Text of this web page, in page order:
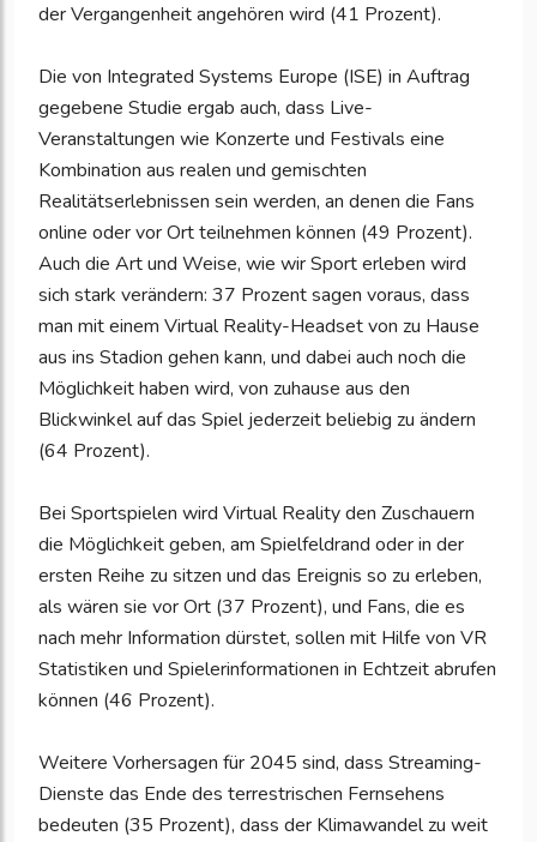
der Vergangenheit angehören wird (41 Prozent).
Die von Integrated Systems Europe (ISE) in Auftrag
gegebene Studie ergab auch, dass Live-
Veranstaltungen wie Konzerte und Festivals eine
Kombination aus realen und gemischten
Realitätserlebnissen sein werden, an denen die Fans
online oder vor Ort teilnehmen können (49 Prozent).
Auch die Art und Weise, wie wir Sport erleben wird
sich stark verändern: 37 Prozent sagen voraus, dass
man mit einem Virtual Reality-Headset von zu Hause
aus ins Stadion gehen kann, und dabei auch noch die
Möglichkeit haben wird, von zuhause aus den
Blickwinkel auf das Spiel jederzeit beliebig zu ändern
(64 Prozent).
Bei Sportspielen wird Virtual Reality den Zuschauern
die Möglichkeit geben, am Spielfeldrand oder in der
ersten Reihe zu sitzen und das Ereignis so zu erleben,
als wären sie vor Ort (37 Prozent), und Fans, die es
nach mehr Information dürstet, sollen mit Hilfe von VR
Statistiken und Spielerinformationen in Echtzeit abrufen
können (46 Prozent).
Weitere Vorhersagen für 2045 sind, dass Streaming-
Dienste das Ende des terrestrischen Fernsehens
bedeuten (35 Prozent), dass der Klimawandel zu weit